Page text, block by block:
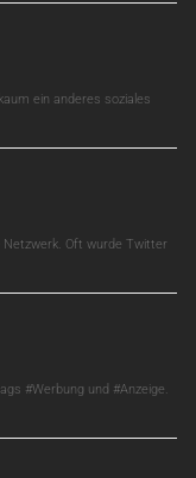
ein anderes soziales
Oft wurde Twitter
#Werbung und #Anzeige.